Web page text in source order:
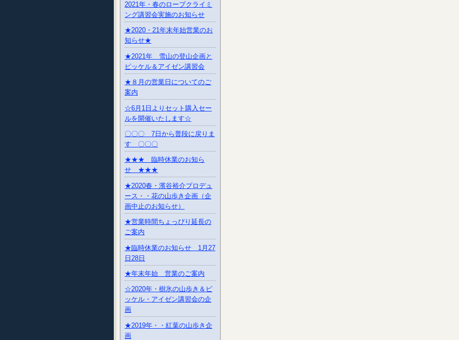
2021年・春のロープクライミ
ング講習会実施のお知らせ
★2020・21年末年始営業のお
知らせ★
★2021年 雪山の登山企画と
ピッケル＆アイゼン講習会
★８月の営業日についてのご
案内
☆6月1日よりセット購入セー
ルを開催いたします☆
〇〇〇 7日から普段に戻りま
す 〇〇〇
★★★ 臨時休業のお知ら
せ ★★★
★2020春・濱谷裕介プロデュ
ース・・花の山歩き企画（企
画中止のお知らせ）
★営業時間ちょっぴり延長の
ご案内
★臨時休業のお知らせ 1月27
日28日
★年末年始 営業のご案内
☆2020年・樹氷の山歩き＆ピ
ッケル・アイゼン講習会の企
画
★2019年・・紅葉の山歩き企
画